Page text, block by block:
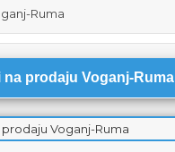
Ruma
na prodaju Voganj-Ruma